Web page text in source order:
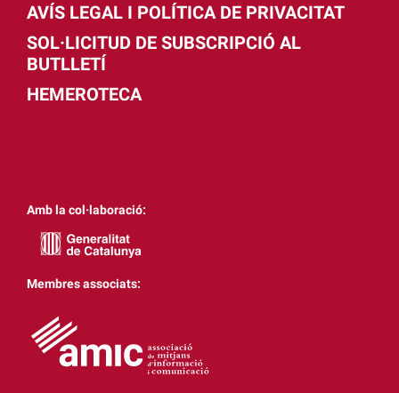
AVÍS LEGAL I POLÍTICA DE PRIVACITAT
SOL·LICITUD DE SUBSCRIPCIÓ AL
BUTLLETÍ
HEMEROTECA
Amb la col·laboració:
Membres associats: